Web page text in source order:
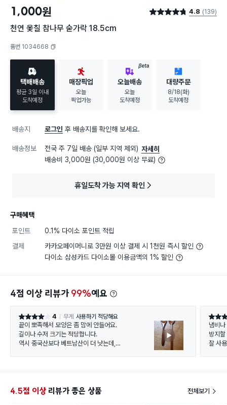
1,000원 별점 4.8점 4.8 (139)
천연 옻칠 참나무 숟가락 18.5cm
품번 1034668
택배배송
평균 3일 이내
도착예정
매장픽업
오늘
픽업가능
BETA
오늘배송
오늘
도착예정
대량주문
8/18(화)
도착예정
배송지 로그인 후 배송지를 확인해 보세요.
배송정보 전국 주 7일 배송 (일부 지역 제외) 자세히
배송비 3,000원 (30,000원 이상 무료)
휴일도착 가능 지역 확인
구매혜택
포인트
0.1% 다이소 포인트 적립
결제
카카오페이머니로 3만원 이상 결제 시 1천원 즉시 할인
다이소 삼성카드 다이소몰 이용금액의 1% 할인
4점 이상 리뷰가 99%예요
별점 4점 4 무게 사용하기 적당해요
끝이 뽀족해서 모양은 좀 맘에 안들어요.
길이나 수저 크기는 적당합니다.
역시 중국산보다 베트남산이 더 낫는데,
별점 5
냄비
방지
잘 사
4.5점 이상 리뷰가 좋은 상품 전체보기